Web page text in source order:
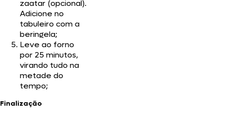
zaatar (opcional).
Adicione no
tabuleiro com a
beringela;
Leve ao forno
por 25 minutos,
virando tudo na
metade do
tempo;
Finalização